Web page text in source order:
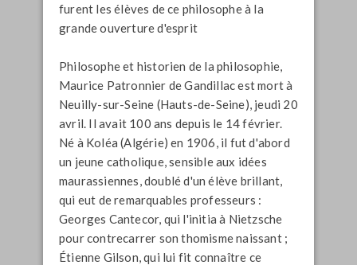
furent les élèves de ce philosophe à la
grande ouverture d'esprit
Philosophe et historien de la philosophie,
Maurice Patronnier de Gandillac est mort à
Neuilly-sur-Seine (Hauts-de-Seine), jeudi 20
avril. Il avait 100 ans depuis le 14 février.
Né à Koléa (Algérie) en 1906, il fut d'abord
un jeune catholique, sensible aux idées
maurassiennes, doublé d'un élève brillant,
qui eut de remarquables professeurs :
Georges Cantecor, qui l'initia à Nietzsche
pour contrecarrer son thomisme naissant ;
Étienne Gilson, qui lui fit connaître ce